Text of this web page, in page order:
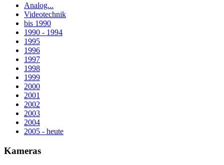
Analog...
Videotechnik
bis 1990
1990 - 1994
1995
1996
1997
1998
1999
2000
2001
2002
2003
2004
2005 - heute
Kameras